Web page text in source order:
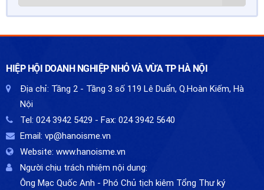
HIỆP HỘI DOANH NGHIỆP NHỎ VÀ VỪA TP HÀ NỘI
Địa chỉ: Tầng 2 - Tầng 3 số 119 Lê Duẩn, Q.Hoàn Kiếm, Hà
Nội
Tel: 024 3942 5429 - Fax: 024 3942 5640
Email: vp@hanoisme.vn
Website: www.hanoisme.vn
Người chịu trách nhiệm nội dung:
Ông Mạc Quốc Anh - Phó Chủ tịch kiêm Tổng Thư ký